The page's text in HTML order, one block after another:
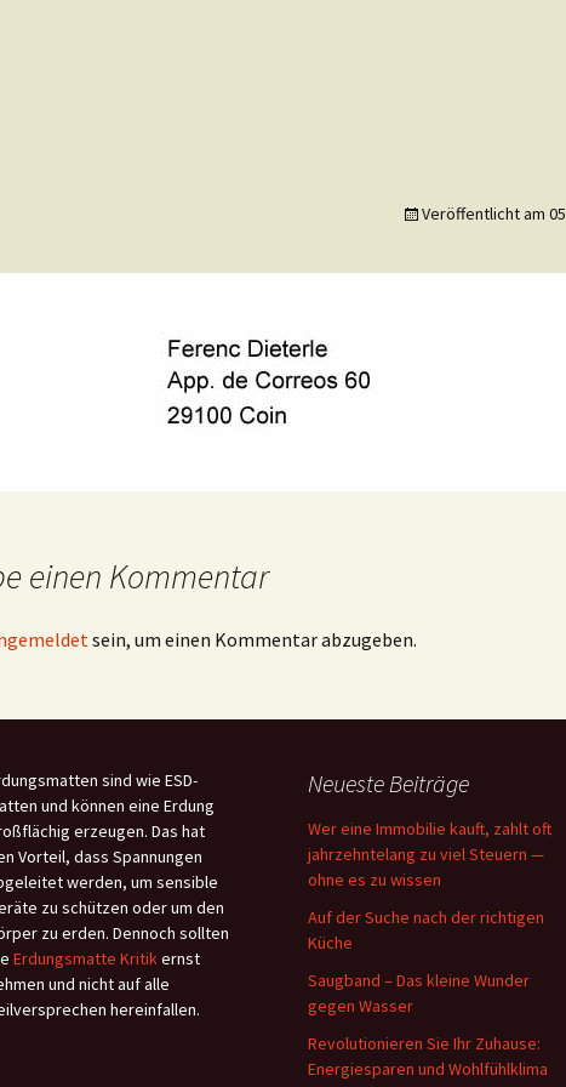
Veröffentlicht am 05
einen Kommentar
sein, um einen Kommentar abzugeben.
sind wie ESD-
und können eine Erdung
erzeugen. Das hat
Vorteil, dass Spannungen
werden, um sensible
zu schützen oder um den
zu erden. Dennoch sollten
Erdungsmatte Kritikernst
und nicht auf alle
hereinfallen.
Neueste Beiträge
Wer eine Immobilie kauft, zahlt oft
jahrzehntelang zu viel Steuern —
ohne es zu wissen
Auf der Suche nach der richtigen
Küche
Saugband – Das kleine Wunder
gegen Wasser
Revolutionieren Sie Ihr Zuhause:
Energiesparen und Wohlfühlklima